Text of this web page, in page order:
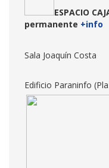
ESPACIO
permanente +info
Sala Joaquín Costa
Edificio Paraninfo